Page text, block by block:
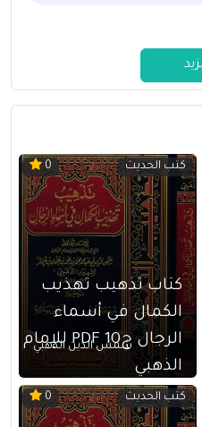
كتب الحديث 0
كتاب تذهيب تهذيب
الكمال في أسماء
الرجال ج10 PDF للإمام
الذهبي
شمس الدين الذهبي
كتب الحديث 0